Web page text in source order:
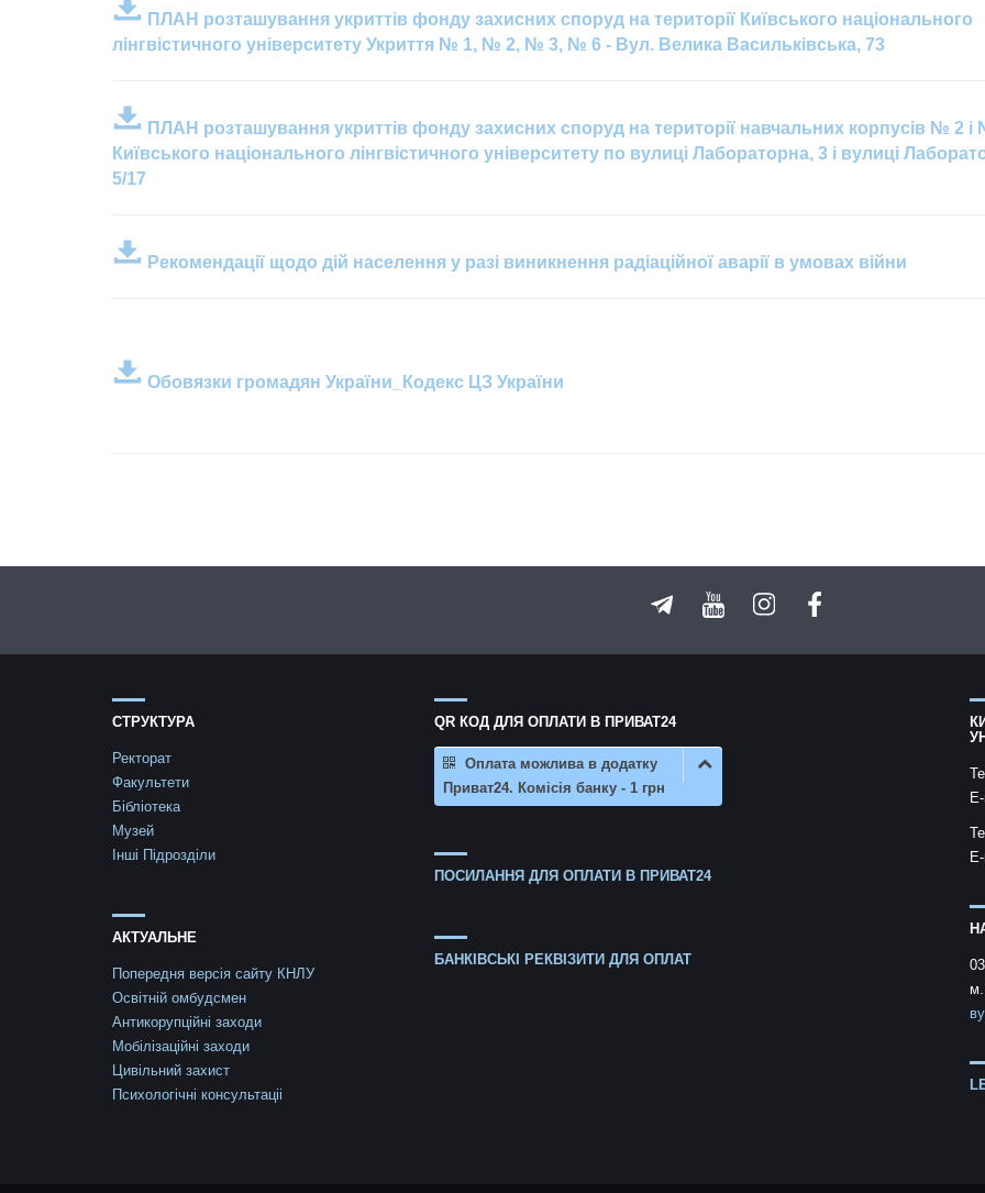
ПЛАН розташування укриттів фонду захисних споруд на території Київського національного
лінгвістичного університету Укриття № 1, № 2, № 3, № 6 - Вул. Велика Васильківська, 73
ПЛАН розташування укриттів фонду захисних споруд на території навчальних корпусів № 2 і
Київського національного лінгвістичного університету по вулиці Лабораторна, 3 і вулиці
5/17
Рекомендації щодо дій населення у разі виникнення радіаційної аварії в умовах війни
Обовязки громадян України_Кодекс ЦЗ України
СТРУКТУРА
Ректорат
Факультети
Бібліотека
Музей
Інші Підрозділи
АКТУАЛЬНЕ
Попередня версія сайту КНЛУ
Освітній омбудсмен
Антикорупційні заходи
Мобілізаційні заходи
Цивільний захист
Психологічні консультаціі
QR КОД ДЛЯ ОПЛАТИ В ПРИВАТ24
Оплата можлива в додатку
Приват24. Комісія банку - 1 грн
ПОСИЛАННЯ ДЛЯ ОПЛАТИ В ПРИВАТ24
БАНКІВСЬКІ РЕКВІЗИТИ ДЛЯ ОПЛАТ
м.